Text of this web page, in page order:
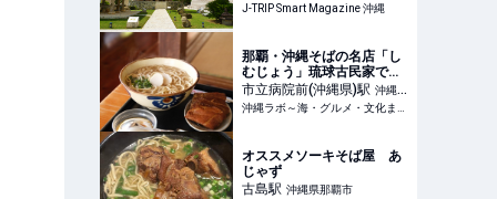
J-TRIP Smart Magazine 沖縄
那覇・沖縄そばの名店「し
むじょう」琉球古民家で絶
品沖縄そばと家庭料理をい
ただく
市立病院前(沖縄県)駅 沖縄県
那覇市
沖縄ラボ～海・グルメ・文化まるごと楽しむ沖縄旅行ガイド～
オススメソーキそば屋 あ
じゃず
古島駅 沖縄県那覇市